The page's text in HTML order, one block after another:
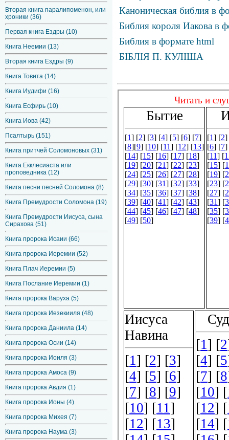
Вторая книга паралипоменон, или
хроники (36)
Первая книга Ездры (10)
Книга Неемии (13)
Вторая книга Ездры (9)
Книга Товита (14)
Книга Иудифи (16)
Книга Есфирь (10)
Книга Иова (42)
Псалтырь (151)
Книга притчей Соломоновых (31)
Книга Екклесиаста или
проповедника (12)
Книга песни песней Соломона (8)
Книга Премудрости Соломона (19)
Книга Премудрости Иисуса, сына
Сирахова (51)
Книга пророка Исаии (66)
Книга пророка Иеремии (52)
Книга Плач Иеремии (5)
Книга Послание Иеремии (1)
Книга пророка Варуха (5)
Книга пророка Иезекииля (48)
Книга пророка Даниила (14)
Книга пророка Осии (14)
Книга пророка Иоиля (3)
Книга пророка Амоса (9)
Книга пророка Авдия (1)
Книга пророка Ионы (4)
Книга пророка Михея (7)
Книга пророка Наума (3)
Каноническая библия в
Библия короля Иакова в
Библия в формате html
БІБЛІЯ П. КУЛІША